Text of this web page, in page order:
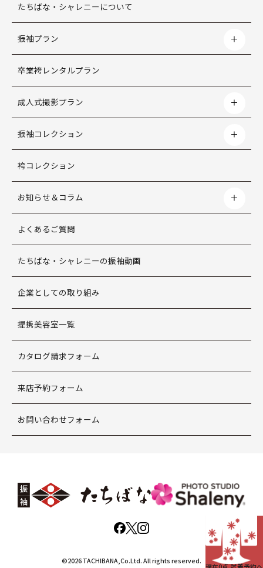
たちばな・シャレニーについて
振袖プラン
卒業袴レンタルプラン
成人式撮影プラン
振袖コレクション
袴コレクション
お知らせ＆コラム
よくあるご質問
たちばな・シャレニーの振袖動画
企業としての取り組み
提携美容室一覧
カタログ請求フォーム
来店予約フォーム
お問い合わせフォーム
©2026 TACHIBANA,Co.Ltd. All rights reserved.